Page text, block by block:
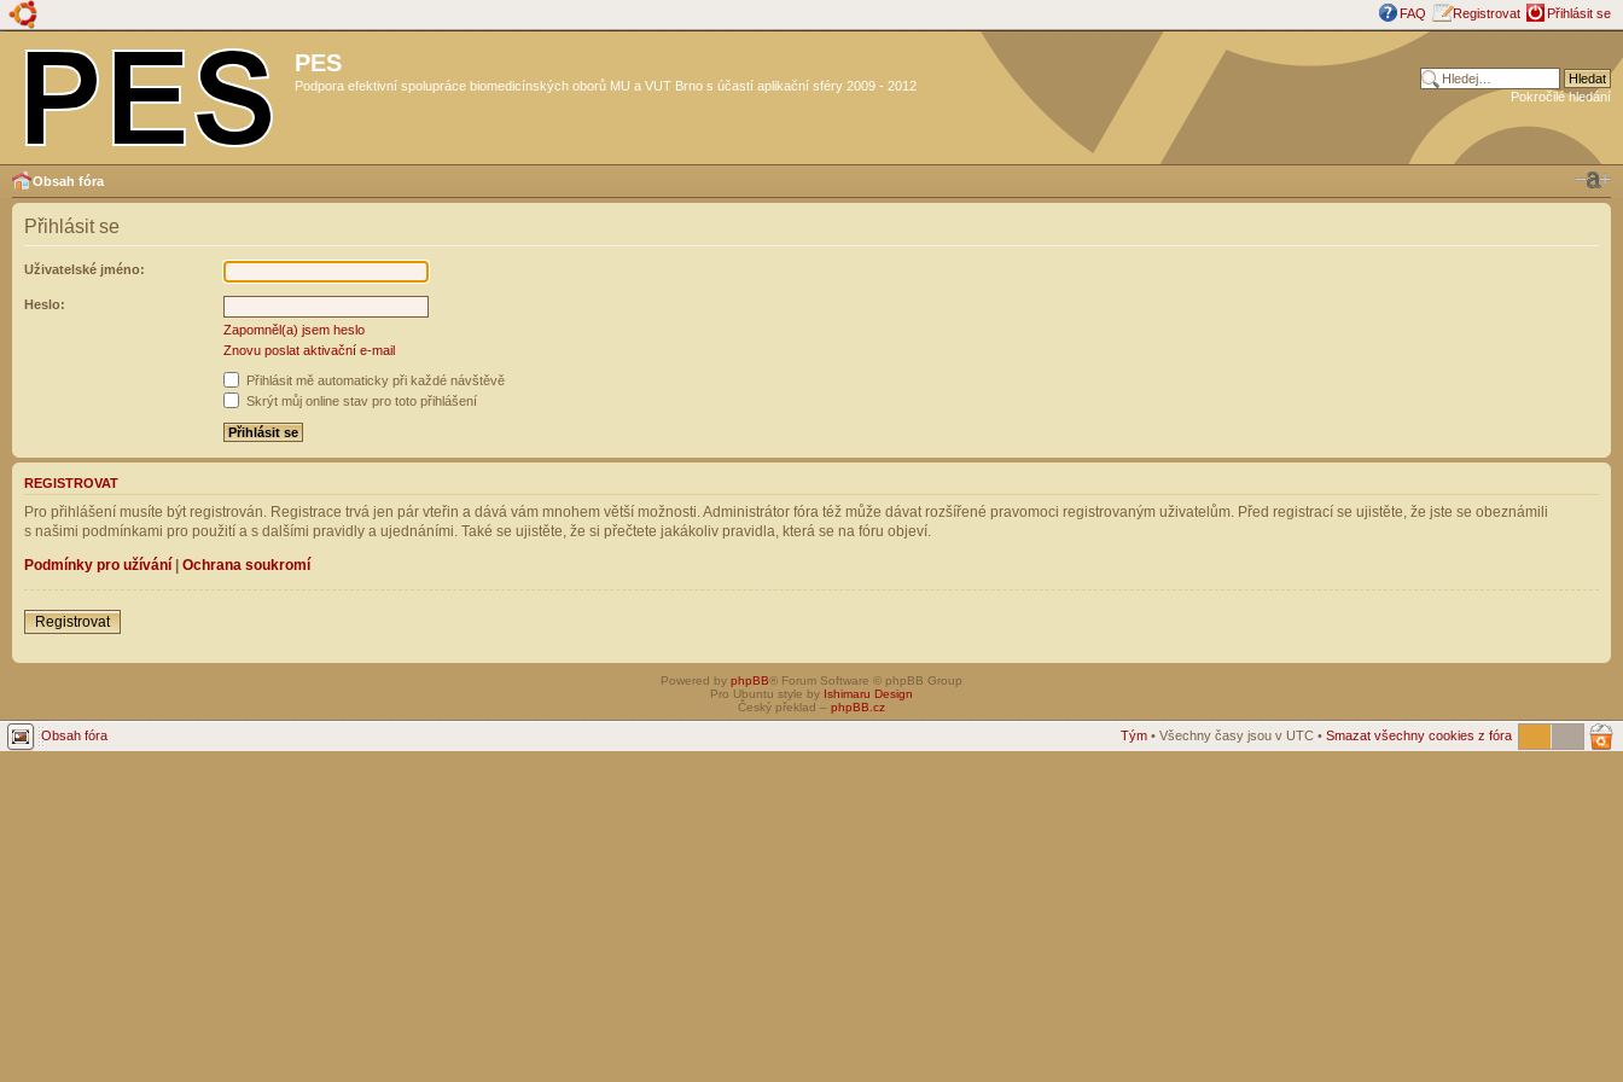
FAQ Registrovat Přihlásit se
PES
Podpora efektivní spolupráce biomedicínských oborů MU a VUT Brno s účastí aplikační sféry 2009 - 2012
Pokročilé hledání
Obsah fóra
Přihlásit se
Uživatelské jméno:
Heslo:
Zapomněl(a) jsem heslo
Znovu poslat aktivační e-mail
Přihlásit mě automaticky při každé návštěvě
Skrýt můj online stav pro toto přihlášení
REGISTROVAT
Pro přihlášení musíte být registrován. Registrace trvá jen pár vteřin a dává vám mnohem větší možnosti. Administrátor fóra též může dávat rozšířené pravomoci registrovaným uživatelům. Před registrací se ujistěte, že jste se obeznámili
s našimi podmínkami pro použití a s dalšími pravidly a ujednáními. Také se ujistěte, že si přečtete jakákoliv pravidla, která se na fóru objeví.
Podmínky pro užívání | Ochrana soukromí
Registrovat
Powered by phpBB® Forum Software © phpBB Group
Pro Ubuntu style by Ishimaru Design
Český překlad – phpBB.cz
Obsah fóra Tým • Všechny časy jsou v UTC • Smazat všechny cookies z fóra